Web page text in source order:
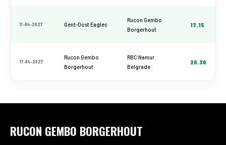
11-04-2027 Gent-Oost Eagles
Rucon Gembo
Borgerhout
17.15
17-04-2027
Rucon Gembo
Borgerhout
RBC Namur
Belgrade
20.30
RUCON GEMBO BORGERHOUT